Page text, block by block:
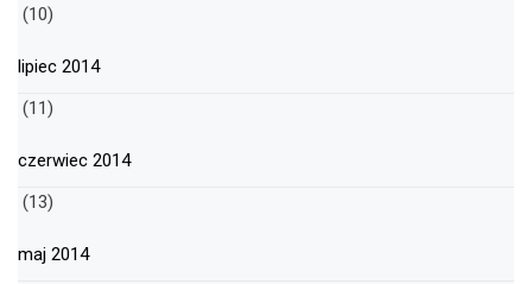
(10)
lipiec 2014
(11)
czerwiec 2014
(13)
maj 2014